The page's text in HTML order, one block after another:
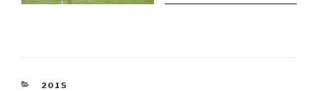
KATEGORIEN
2015